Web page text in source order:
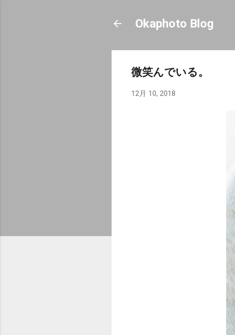
Okaphoto Blog
微笑んでいる。
12月 10, 2018